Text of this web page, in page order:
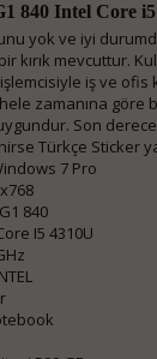
840 Intel Core
yok ve iyi
kırık mevcuttur.
işlemcisiyle iş ve
zamanına göre
Son
Türkçe Sticker
7 Pro
840
I5 4310U